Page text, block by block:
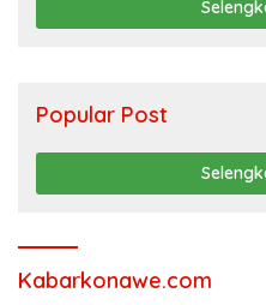
Popular Post
Kabarkonawe.com